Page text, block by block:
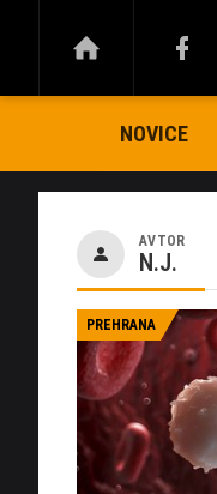
NOVICE
AVTOR
N.J.
PREHRANA